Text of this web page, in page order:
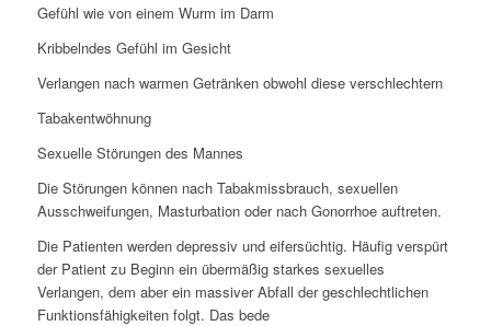
Gefühl wie von einem Wurm im Darm
Kribbelndes Gefühl im Gesicht
Verlangen nach warmen Getränken obwohl diese verschlechtern
Tabakentwöhnung
Sexuelle Störungen des Mannes
Die Störungen können nach Tabakmissbrauch, sexuellen
Ausschweifungen, Masturbation oder nach Gonorrhoe auftreten.
Die Patienten werden depressiv und eifersüchtig. Häufig verspürt
der Patient zu Beginn ein übermäßig starkes sexuelles
Verlangen, dem aber ein massiver Abfall der geschlechtlichen
Funktionsfähigkeiten folgt. Das bede